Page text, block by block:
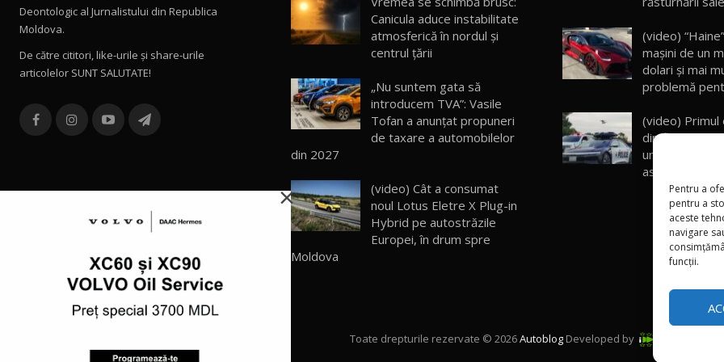
Pentru a
pentru a
aceste
navigare
funcții.
Deontologic al Jurnalistului din Republica
Moldova.
De către cititori, like-urile şi share-urile
articolelor SUNT SALUTATE!
Canicula aduce instabilitate
atmosferică în nordul și
centrul țării
„Nu suntem gata să
introducem TVA”: Vasile
Tofan a anunțat propuneri
de taxare a automobilelor
din 2027
(video) Cât a consumat
noul Lotus Eletre X Plug-in
Hybrid pe autostrăzile
Europei, în drum spre
Moldova
(video)
maşini de un
dolari şi mai
problemă
(video)
din flota
un Lucid Air cu
ascunsă în
Toate drepturile rezervate © 2026Autoblog Developed by
×